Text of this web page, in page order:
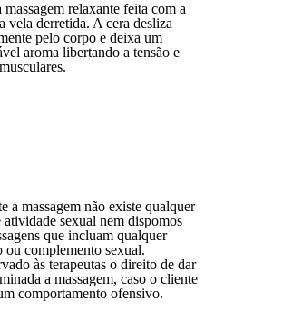
massagem relaxante feita com a
vela derretida. A cera desliza
pelo corpo e deixa um
aroma libertando a tensão e
a massagem não existe qualquer
atividade sexual nem dispomos
que incluam qualquer
ou complemento sexual.
às terapeutas o direito de dar
a massagem, caso o cliente
comportamento ofensivo.